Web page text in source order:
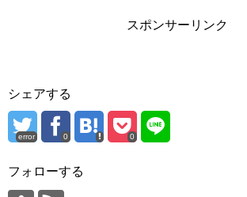
スポンサーリンク
シェアする
error 0 0
フォローする